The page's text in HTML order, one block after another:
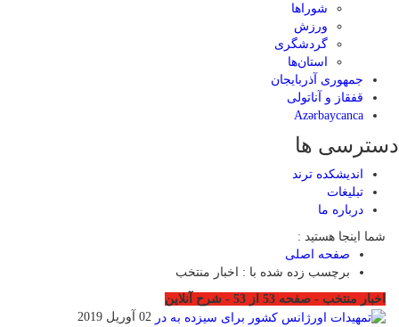
شوراها
ورزش
گردشگری
استان‌ها
جمهوری آذربایجان
قفقاز و آناتولی
Azərbaycanca
دسترسی ها
اندیشکده ترند
تبلیغات
درباره ما
شما اینجا هستید :
صفحه اصلی
برچسب زده شده با : اخبار منتخب
اخبار منتخب - صفحه 53 از 53 - شرح آنلاین
02 آوریل 2019